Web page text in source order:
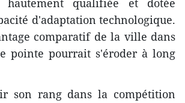
hautement qualifiée et dotée
d'adaptation technologique.
comparatif de la ville dans
pointe pourrait s'éroder à long
son rang dans la compétition